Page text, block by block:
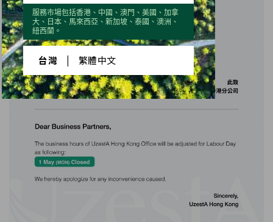
服務市場包括香港、中國、澳門、美國、加拿
大、日本、馬來西亞、新加坡、泰國、澳洲、
紐西蘭。
台灣 繁體中文